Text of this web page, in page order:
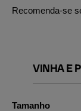
Recomenda-se
VINHA E
Tamanho